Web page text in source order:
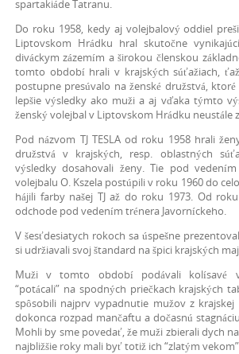
spartakiáde Tatranu.
Do roku 1958, kedy aj volejbalový oddiel
Liptovskom Hrádku hral skutočne
diváckym zázemím a širokou členskou
tomto období hrali v krajských súťažiach,
postupne presúvalo na ženské družstvá,
lepšie výsledky ako muži a aj vďaka týmto
ženský volejbal v Liptovskom Hrádku neustále
Pod názvom TJ TESLA od roku 1958 hrali
družstvá v krajských, resp. oblastných
výsledky dosahovali ženy. Tie pod
volejbalu O. Kszela postúpili v roku 1960 do
hájili farby našej TJ až do roku 1973. Od
odchode pod vedením trénera Javorníckeho.
V šesťdesiatych rokoch sa úspešne
si udržiavali svoj štandard na špici krajských
Muži v tomto období podávali kolísavé
“potácali” na spodných priečkach krajských
spôsobili najprv vypadnutie mužov z krajskej
dokonca rozpad mančaftu a dočasnú
Mohli by sme povedať, že muži zbierali dych
najbližšie roky mali byť totiž ich “zlatým